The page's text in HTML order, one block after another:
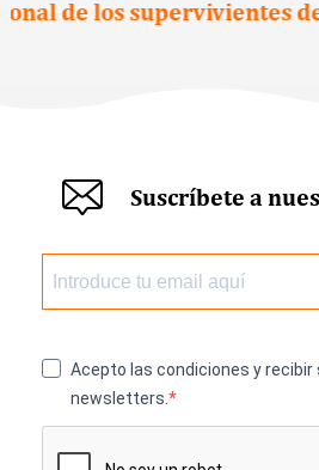
Suscríbete a
Acepto las condiciones y recibir
newsletters.